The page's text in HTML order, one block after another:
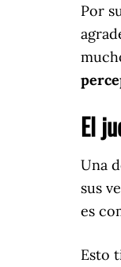
Por
El
Una
sus
es
Esto